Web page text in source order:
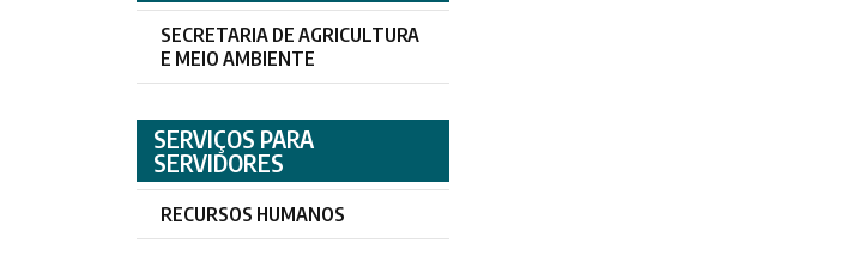
SECRETARIA DE AGRICULTURA
E MEIO AMBIENTE
SERVIÇOS PARA
SERVIDORES
RECURSOS HUMANOS